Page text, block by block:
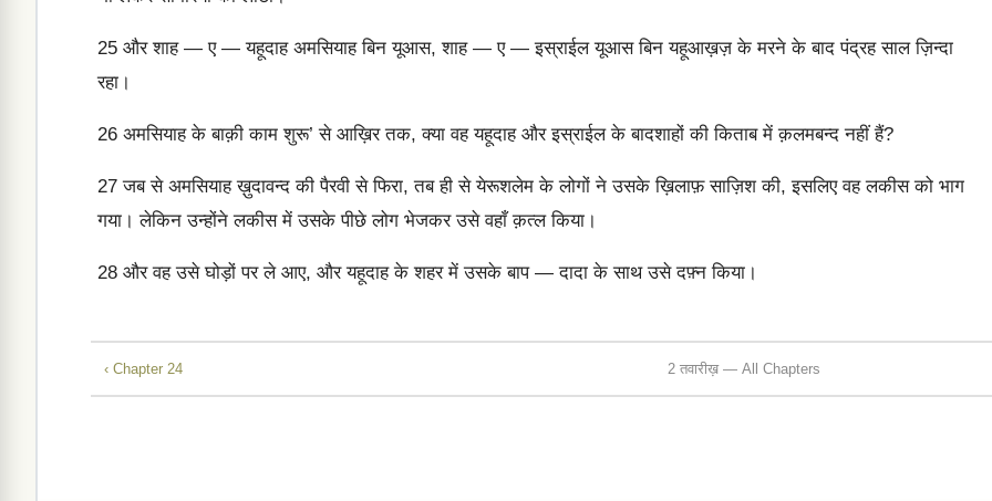
25 और शाह — ए — यहूदाह अमसियाह बिन यूआस, शाह — ए — इस्राईल यूआस बिन यहूआख़ज़ के मरने के बाद पंद्रह साल ज़िन्दा
रहा।
26 अमसियाह के बाक़ी काम शुरू’ से आख़िर तक, क्या वह यहूदाह और इस्राईल के बादशाहों की किताब में क़लमबन्द नहीं हैं?
27 जब से अमसियाह ख़ुदावन्द की पैरवी से फिरा, तब ही से येरूशलेम के लोगों ने उसके ख़िलाफ़ साज़िश की, इसलिए वह लकीस को भाग
गया। लेकिन उन्होंने लकीस में उसके पीछे लोग भेजकर उसे वहाँ क़त्ल किया।
28 और वह उसे घोड़ों पर ले आए, और यहूदाह के शहर में उसके बाप — दादा के साथ उसे दफ़्न किया।
‹ Chapter 24 2 तवारीख़ — All Chapters